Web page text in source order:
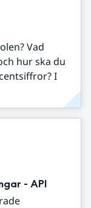
Vad
hur ska du
I
- API